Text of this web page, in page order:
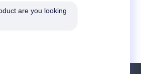
মেশিন বেস Ra1.6-
are you looking